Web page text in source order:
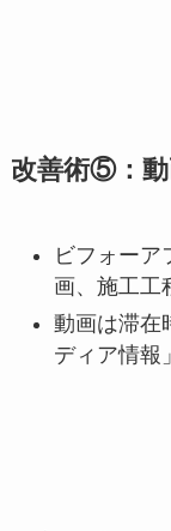
改善術⑤：動
ビフォーア
画、施工工
動画は滞在
ディア情報